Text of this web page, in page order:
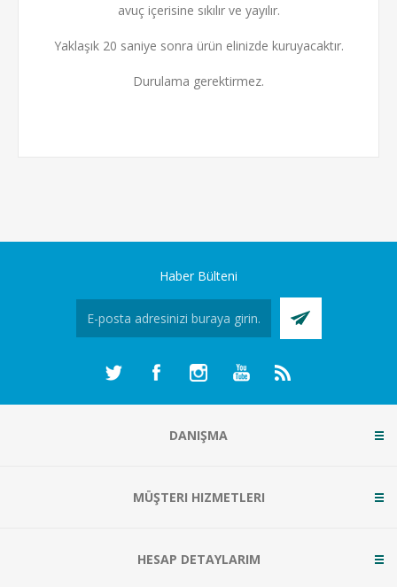
avuç içerisine sıkılır ve yayılır.
Yaklaşık 20 saniye sonra ürün elinizde kuruyacaktır.
Durulama gerektirmez.
Haber Bülteni
DANIŞMA
MÜŞTERI HIZMETLERI
HESAP DETAYLARIM